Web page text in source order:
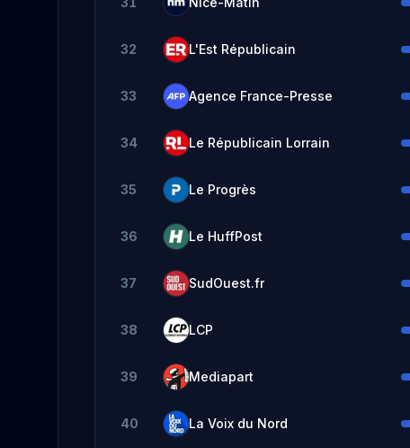
32 L'Est Républicain
33 Agence France-Presse
34 Le Républicain Lorrain
35 Le Progrès
36 Le HuffPost
37 SudOuest.fr
38 LCP
39 Mediapart
40 La Voix du Nord